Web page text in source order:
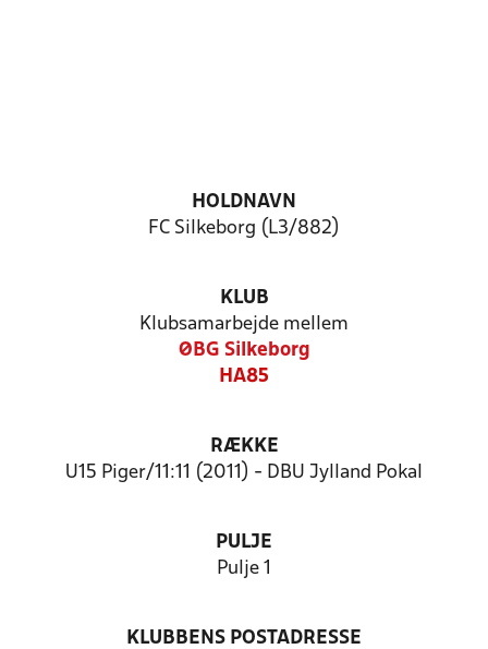
HOLDNAVN
FC Silkeborg (L3/882)
KLUB
Klubsamarbejde mellem
ØBG Silkeborg
HA85
RÆKKE
U15 Piger/11:11 (2011) - DBU Jylland Pokal
PULJE
Pulje 1
KLUBBENS POSTADRESSE